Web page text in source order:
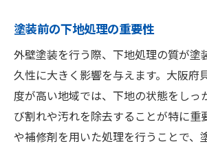
塗装前の下地処理の重要性
外壁塗装を行う際、下地処理の質が塗
久性に大きく影響を与えます。大阪府
度が高い地域では、下地の状態をしっ
び割れや汚れを除去することが特に重
や補修剤を用いた処理を行うことで、